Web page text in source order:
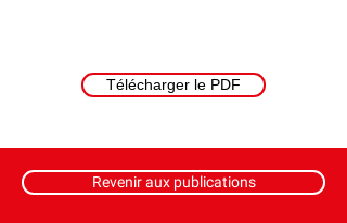
Télécharger le PDF
Revenir aux publications